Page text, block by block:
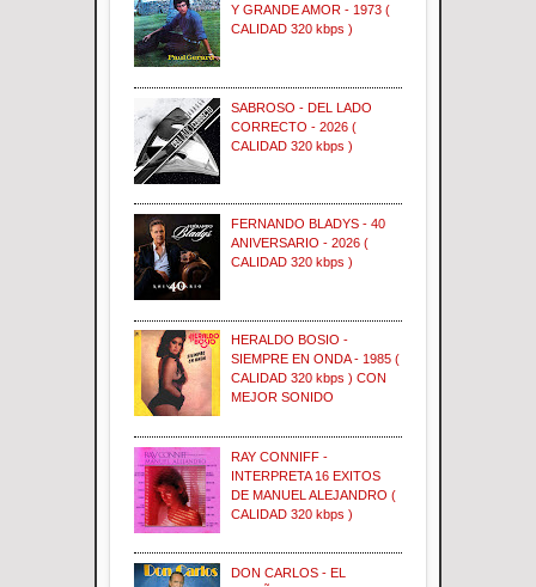
Y GRANDE AMOR - 1973 (
CALIDAD 320 kbps )
SABROSO - DEL LADO
CORRECTO - 2026 (
CALIDAD 320 kbps )
FERNANDO BLADYS - 40
ANIVERSARIO - 2026 (
CALIDAD 320 kbps )
HERALDO BOSIO -
SIEMPRE EN ONDA - 1985 (
CALIDAD 320 kbps ) CON
MEJOR SONIDO
RAY CONNIFF -
INTERPRETA 16 EXITOS
DE MANUEL ALEJANDRO (
CALIDAD 320 kbps )
DON CARLOS - EL